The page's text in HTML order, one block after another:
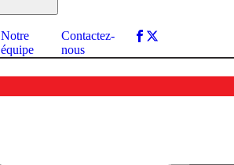
Notre
équipe
Contactez-
nous